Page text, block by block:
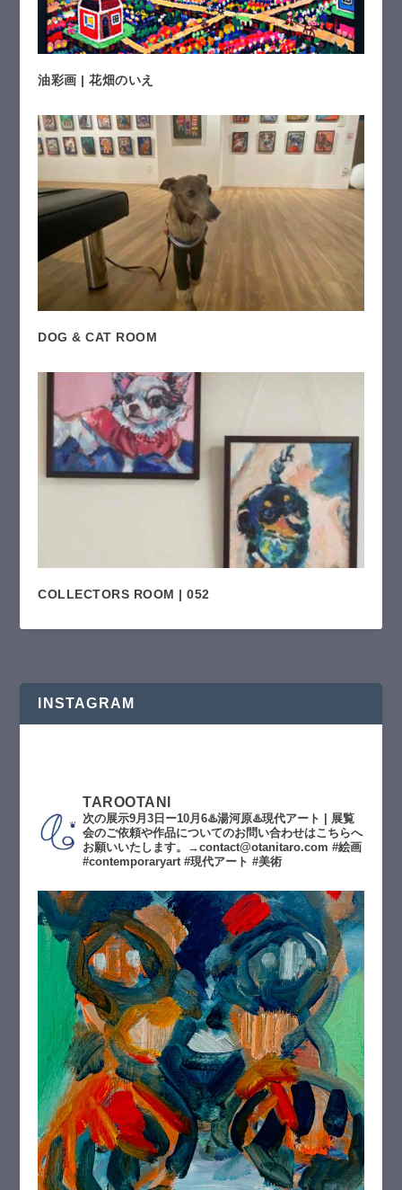
油彩画 | 花畑のいえ
DOG & CAT ROOM
COLLECTORS ROOM | 052
INSTAGRAM
TAROOTANI
次の展示9月3日ー10月6♨️湯河原♨️現代アート | 展覧
会のご依頼や作品についてのお問い合わせはこちらへ
お願いいたします。→contact@otanitaro.com #絵画
#contemporaryart #現代アート #美術